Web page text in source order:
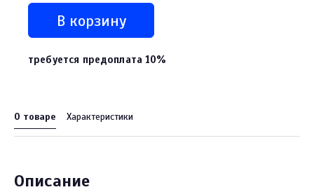
В корзину
требуется предоплата 10%
О товаре Характеристики
Описание